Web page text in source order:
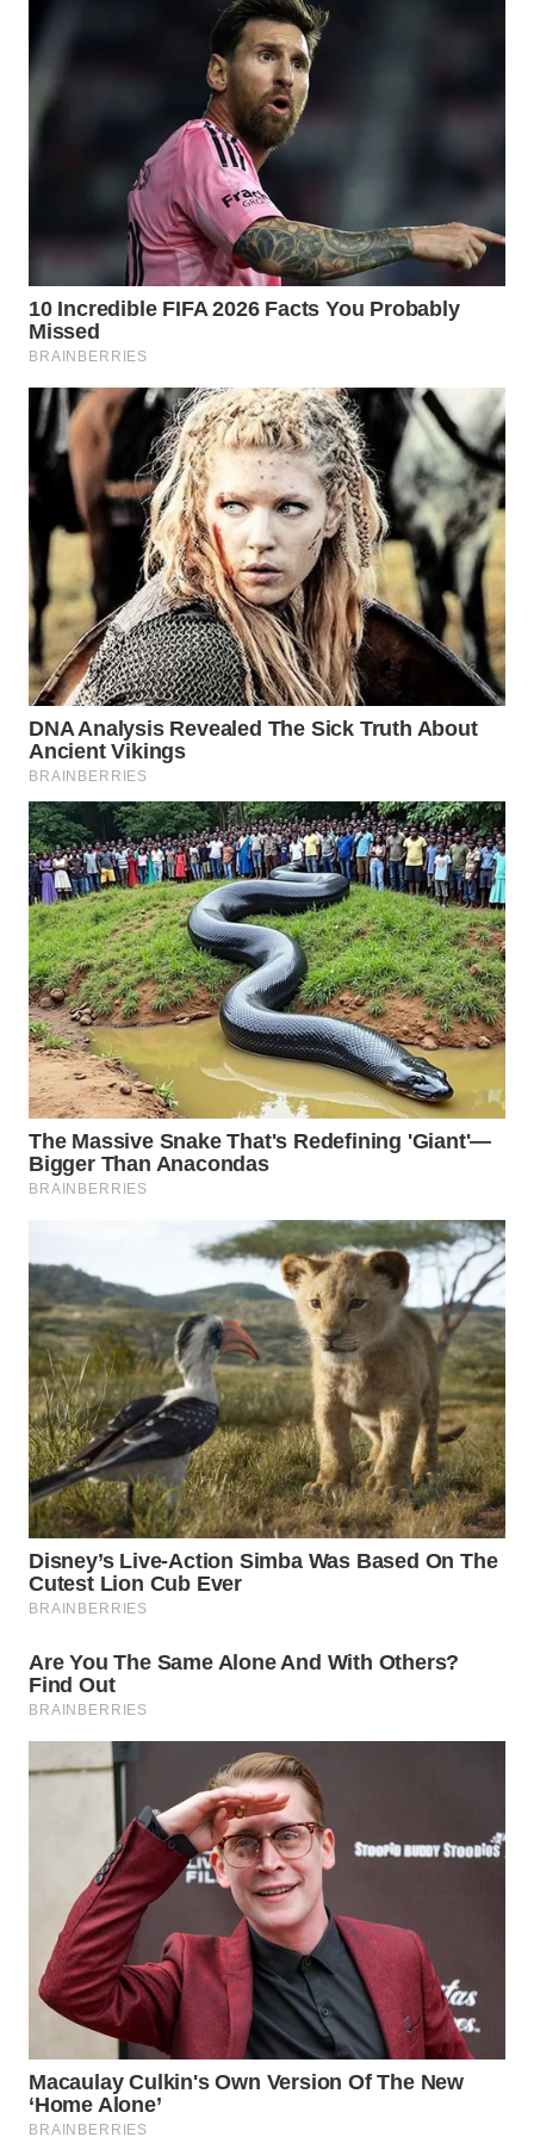
CIANJUR
KEPULAUAN
WN
TANGERANG
BINJAI
WN
CIREBON
WN
INDRAMAYU
WN
KUNINGAN
WN
MAJALENGKA
WN
SUBANG
WN
SUKABUMI
WN
PURWAKARTA
WN
PRIANGAN
TIMUR
WN
WN
SOLO
WN
BOROBUDUR
WN
MADURA
SURABAYA
NATUNA
MANDALIKA
WN
LIKUPANG
WN
LABUANBAJO
WN
BORNEO